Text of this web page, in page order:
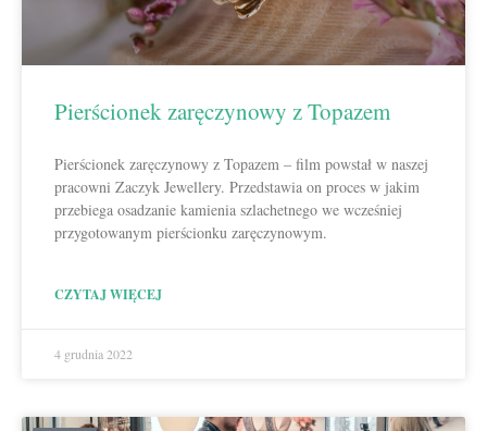
Pierścionek zaręczynowy z Topazem
Pierścionek zaręczynowy z Topazem – film powstał w naszej
pracowni Zaczyk Jewellery. Przedstawia on proces w jakim
przebiega osadzanie kamienia szlachetnego we wcześniej
przygotowanym pierścionku zaręczynowym.
CZYTAJ WIĘCEJ
4 grudnia 2022